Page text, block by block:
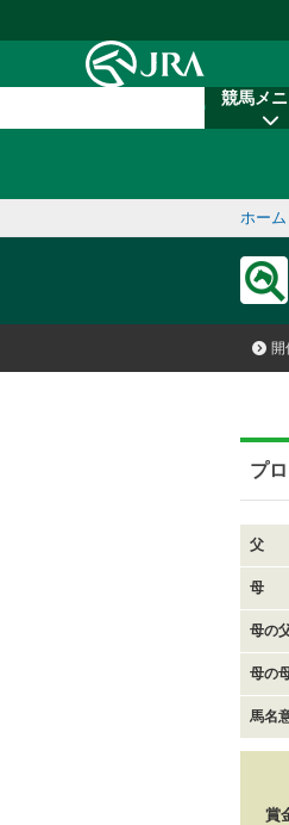
競馬メ
ホーム
開
プ
父
母
母の
母の
馬名
賞